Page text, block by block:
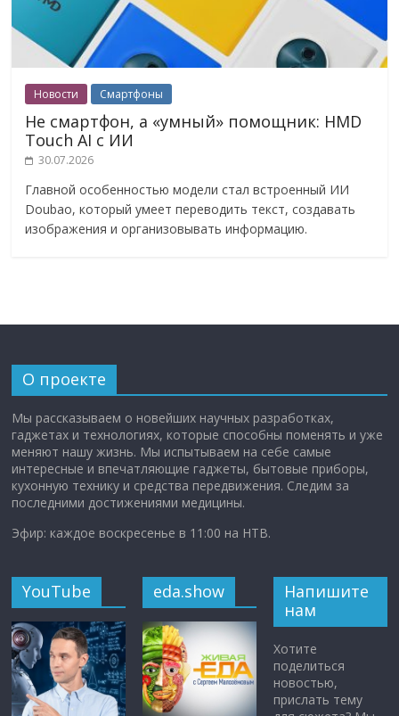
Новости Смартфоны
Не смартфон, а «умный» помощник: HMD
Touch AI с ИИ
30.07.2026
Главной особенностью модели стал встроенный ИИ
Doubao, который умеет переводить текст, создавать
изображения и организовывать информацию.
О проекте
Мы рассказываем о новейших научных разработках,
гаджетах и технологиях, которые способны поменять и уже
меняют нашу жизнь. Мы испытываем на себе самые
интересные и впечатляющие гаджеты, бытовые приборы,
кухонную технику и средства передвижения. Следим за
последними достижениями медицины.
Эфир: каждое воскресенье в 11:00 на НТВ.
YouTube eda.show
Напишите
нам
Хотите
поделиться
новостью,
прислать тему